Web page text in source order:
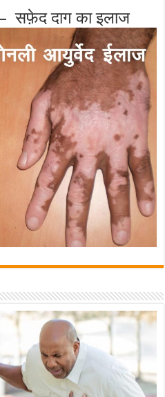
सफ़ेद दाग का इलाज